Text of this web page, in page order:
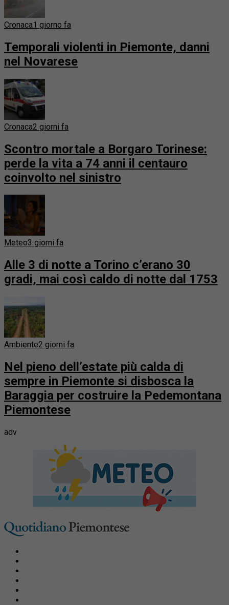
Cronaca1 giorno fa
Temporali violenti in Piemonte, danni
nel Novarese
Cronaca2 giorni fa
Scontro mortale a Borgaro Torinese:
perde la vita a 74 anni il centauro
coinvolto nel sinistro
Meteo3 giorni fa
Alle 3 di notte a Torino c’erano 30
gradi, mai così caldo di notte dal 1753
Ambiente2 giorni fa
Nel pieno dell’estate più calda di
sempre in Piemonte si disbosca la
Baraggia per costruire la Pedemontana
Piemontese
adv